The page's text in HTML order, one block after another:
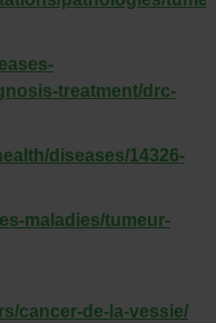
treatment/drc-
diseases/14326-
maladies/tumeur-
cancer-de-la-vessie/